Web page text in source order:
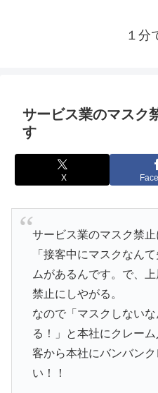
１分
サービス業のマスク
す
X
サービス業のマスク禁止
「接客中にマスクなん
ムがあるんです。で、
禁止にしやがる。
なので「マスクしない
る！」と本社にクレーム
客から本社にバンバン
い！！